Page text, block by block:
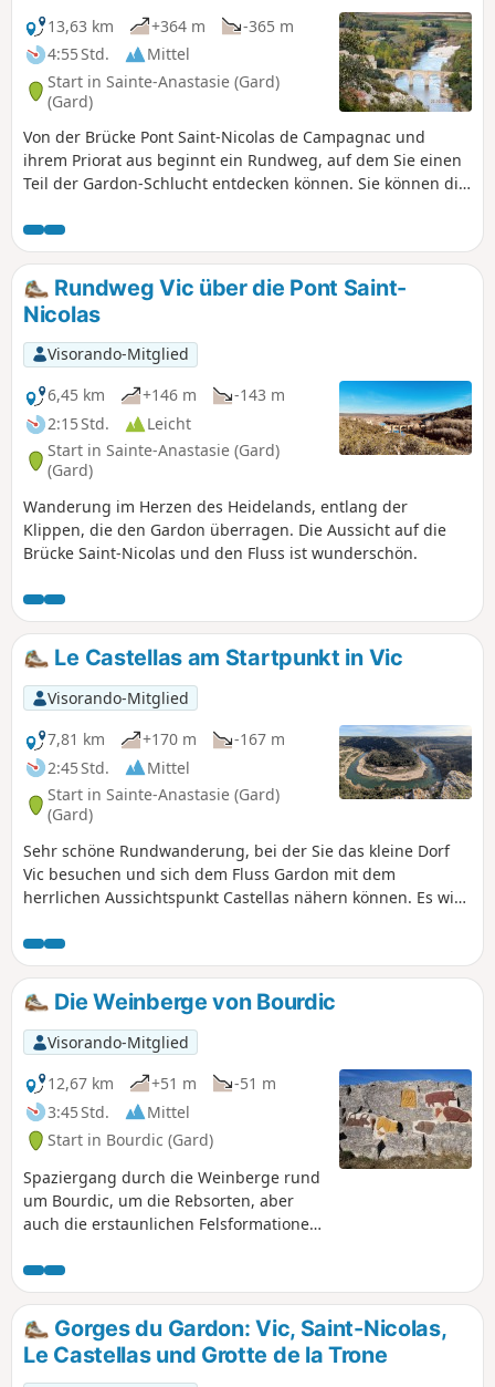
13,63 km
+364 m
-365 m
4:55 Std.
Mittel
Start in Sainte-Anastasie (Gard)
(Gard)
Von der Brücke Pont Saint-Nicolas de Campagnac und
ihrem Priorat aus beginnt ein Rundweg, auf dem Sie einen
Teil der Gardon-Schlucht entdecken können. Sie können die
prähistorischer Unterschlupf, der hinter einer
geschlossenen Eisentür Zeichnungen von Mammuts und
einer Raubkatze aus dem Jungpaläolithikum beherbergt),
die Baume Percée von oben und von unten, die
Kletterfelsen von Russan... bewundern.
Rundweg Vic über die Pont Saint-
Nicolas
Visorando-Mitglied
6,45 km
+146 m
-143 m
2:15 Std.
Leicht
Start in Sainte-Anastasie (Gard)
(Gard)
Wanderung im Herzen des Heidelands, entlang der
Klippen, die den Gardon überragen. Die Aussicht auf die
Brücke Saint-Nicolas und den Fluss ist wunderschön.
Le Castellas am Startpunkt in Vic
Visorando-Mitglied
7,81 km
+170 m
-167 m
2:45 Std.
Mittel
Start in Sainte-Anastasie (Gard)
(Gard)
Sehr schöne Rundwanderung, bei der Sie das kleine Dorf
Vic besuchen und sich dem Fluss Gardon mit dem
herrlichen Aussichtspunkt Castellas nähern können. Es wird
unternehmen. Es gibt nur sehr wenige schattige
Wegabschnitte.
Die Weinberge von Bourdic
Visorando-Mitglied
12,67 km
+51 m
-51 m
3:45 Std.
Mittel
Start in Bourdic (Gard)
Spaziergang durch die Weinberge rund
um Bourdic, um die Rebsorten, aber
auch die erstaunlichen Felsformationen
römischen Steinbruchs zu entdecken.
Gorges du Gardon: Vic, Saint-Nicolas,
Le Castellas und Grotte de la Trone